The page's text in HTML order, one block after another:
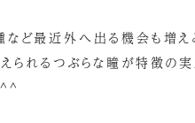
など最近外へ出る機会も増え
られるつぶらな瞳が特徴の実
^^